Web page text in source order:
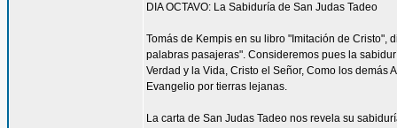
DIA OCTAVO: La Sabiduría de San Judas Tadeo
Tomás de Kempis en su libro "Imitación de Cristo",
palabras pasajeras". Consideremos pues la
Verdad y la Vida, Cristo el Señor, Como los
Evangelio por tierras lejanas.
La carta de San Judas Tadeo nos revela su